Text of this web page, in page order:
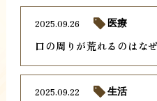
口の周りが荒れるのはな
2025.09.26 医療
2025.09.22 生活